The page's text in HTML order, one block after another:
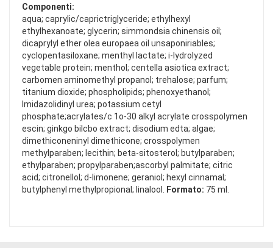
Componenti:
aqua; caprylic/caprictrig|yceride; ethylhexyl
ethylhexanoate; glycerin; simmondsia chinensis oil;
dicaprylyl ether olea europaea oil unsaponiriables;
cyclopentasiloxane; menthyl lactate; i-lydrolyzed
vegetable protein; menthol; centella asiotica extract;
carbomen aminomethyl propanol; trehalose; parfum;
titanium dioxide; phospholipids; phenoxyethanol;
lmidazolidinyl urea; potassium cetyl
phosphate;acrylates/c 1o-30 alkyl acrylate crosspolymen
escin; ginkgo bilcbo extract; disodium edta; algae;
dimethiconeninyl dimethicone; crosspolymen
methylparaben; lecithin; beta-sitosterol; butylparaben;
ethylparaben; propylparaben;ascorbyl palmitate; citric
acid; citronellol; d-limonene; geraniol; hexyl cinnamal;
butylphenyl methylpropional; linalool.
Formato: 75 ml.